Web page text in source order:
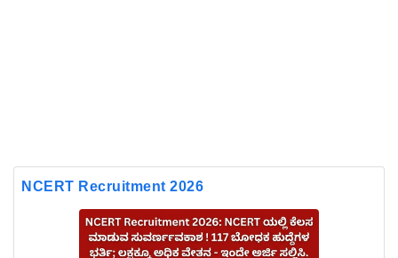
NCERT Recruitment 2026